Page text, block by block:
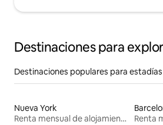
Destinaciones para
Destinaciones populares para
Nueva York
Renta mensual de alojamientos